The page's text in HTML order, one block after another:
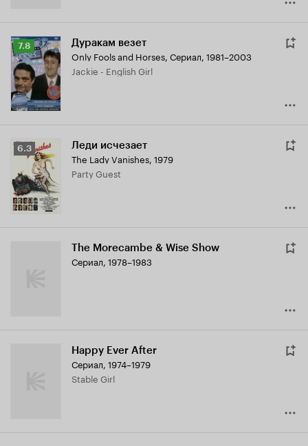
Рейтинг
Кинопоиска
7.8
7.8 Дуракам везет
Only Fools and Horses, Сериал, 1981–2003
Jackie - English Girl
Рейтинг
Кинопоиска
6.3
6.3 Леди исчезает
The Lady Vanishes, 1979
Party Guest
The Morecambe & Wise Show
Сериал, 1978–1983
Happy Ever After
Сериал, 1974–1979
Stable Girl